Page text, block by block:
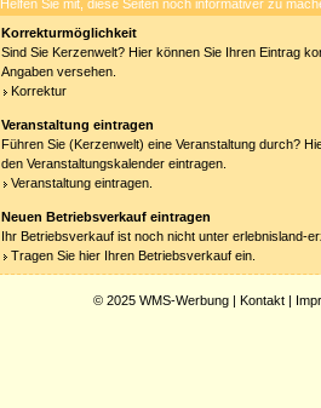
Helfen Sie mit, diese Seiten noch informativer zu
Korrekturmöglichkeit
Sind Sie Kerzenwelt? Hier können Sie Ihren Eintrag
Angaben versehen.
Korrektur
Veranstaltung eintragen
Führen Sie (Kerzenwelt) eine Veranstaltung durch?
den Veranstaltungskalender eintragen.
Veranstaltung eintragen.
Neuen Betriebsverkauf eintragen
Ihr Betriebsverkauf ist noch nicht unter erlebnisland-
Tragen Sie hier Ihren Betriebsverkauf ein.
© 2025 WMS-Werbung | Kontakt |